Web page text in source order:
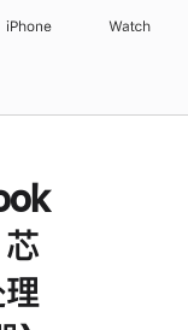
iPhone Watch